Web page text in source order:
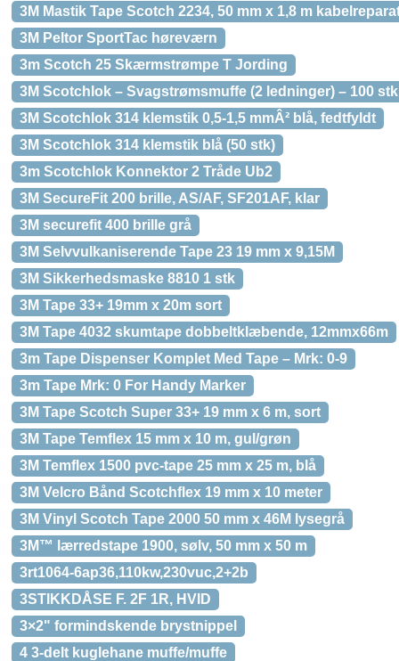
3M Mastik Tape Scotch 2234, 50 mm x 1,8 m
3M Peltor SportTac høreværn
3m Scotch 25 Skærmstrømpe T Jording
3M Scotchlok – Svagstrømsmuffe (2 ledninger) – 100 stk
3M Scotchlok 314 klemstik 0,5-1,5 mmÂ² blå, fedtfyldt
3M Scotchlok 314 klemstik blå (50 stk)
3m Scotchlok Konnektor 2 Tråde Ub2
3M SecureFit 200 brille, AS/AF, SF201AF, klar
3M securefit 400 brille grå
3M Selvvulkaniserende Tape 23 19 mm x 9,15M
3M Sikkerhedsmaske 8810 1 stk
3M Tape 33+ 19mm x 20m sort
3M Tape 4032 skumtape dobbeltklæbende, 12mmx66m
3m Tape Dispenser Komplet Med Tape – Mrk: 0-9
3m Tape Mrk: 0 For Handy Marker
3M Tape Scotch Super 33+ 19 mm x 6 m, sort
3M Tape Temflex 15 mm x 10 m, gul/grøn
3M Temflex 1500 pvc-tape 25 mm x 25 m, blå
3M Velcro Bånd Scotchflex 19 mm x 10 meter
3M Vinyl Scotch Tape 2000 50 mm x 46M lysegrå
3M™ lærredstape 1900, sølv, 50 mm x 50 m
3rt1064-6ap36,110kw,230vuc,2+2b
3STIKKDÅSE F. 2F 1R, HVID
3×2" formindskende brystnippel
4 3-delt kuglehane muffe/muffe